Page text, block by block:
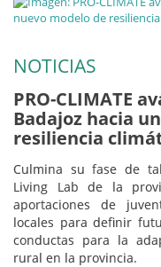
NOTICIAS
PRO-CLIMATE
Badajoz hacia
resiliencia
Culmina su fase de
Living Lab de la
aportaciones de
locales para definir
conductas para la
rural en la provincia.